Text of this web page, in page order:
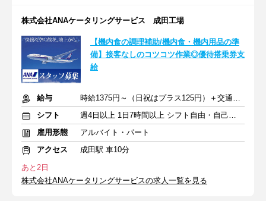
株式会社ANAケータリングサービス 成田工場
【機内食の調理補助/機内食・機内用品の準
備】接客なしのコツコツ作業◎優待搭乗券支
給
給与
時給1375円～（日祝はプラス125円）＋交通費全額支給
シフト
週4日以上 1日7時間以上 シフト自由・自己申告
雇用形態
アルバイト・パート
アクセス
成田駅 車10分
あと2日
株式会社ANAケータリングサービスの求人一覧を見る